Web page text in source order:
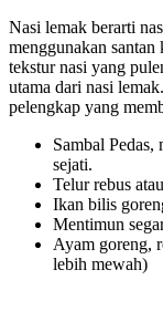
Nasi lemak berarti
menggunakan
tekstur nasi yang
utama dari nasi
pelengkap yang
Sambal
sejati.
Telur rebus
Ikan bilis
Mentimun
Ayam goreng,
lebih mewah)